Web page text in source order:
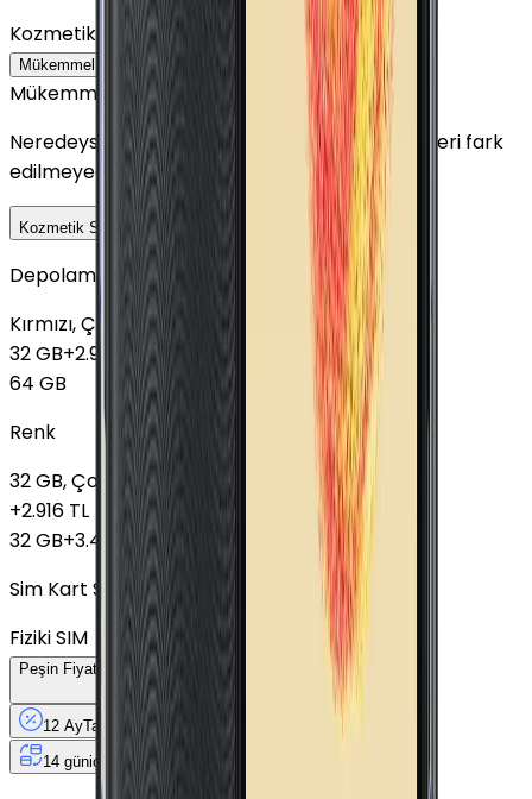
Kozmetik Durumu
Mükemmel
Çok İyi
Mükemmel
Neredeyse sıfır ayarında görünüm. Kullanım izleri fark
edilmeyecek seviyededir.
Detayını Gör
Kozmetik Seçeneklerini Karşılaştır
Depolama
Kırmızı, Çok İyi
32 GB+2.916 TL
64 GB
Renk
32 GB, Çok İyi
+2.916 TL
32 GB+3.416 TL
Sim Kart Seçimi
Fiziki SIM
Peşin Fiyatına 12Taksit 211,17 TL
12 AyTaksit 12 Ay Güvence
14 güniçinde iade Yenilenmiş